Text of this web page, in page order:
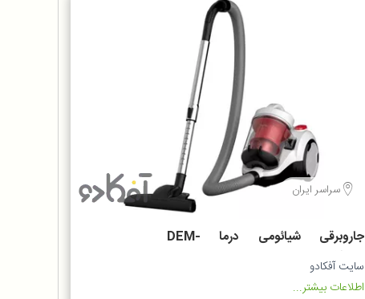
سراسر ایران
جاروبرقی شیائومی درما DEM-
TJ301W
سایت آفکادو
اطلاعات بیشتر...